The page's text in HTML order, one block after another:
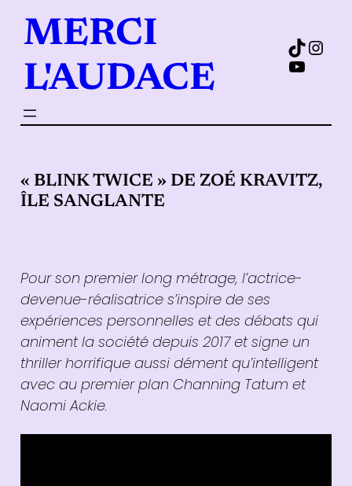
Aller
contenu
MERCI
L'AUDACE
TikTok
« BLINK TWICE » DE ZOÉ KRAVITZ,
ÎLE SANGLANTE
Pour son premier long métrage, l’actrice-
devenue-réalisatrice s’inspire de ses
expériences personnelles et des débats qui
animent la société depuis 2017 et signe un
thriller horrifique aussi dément qu’intelligent
avec au premier plan Channing Tatum et
Naomi Ackie.